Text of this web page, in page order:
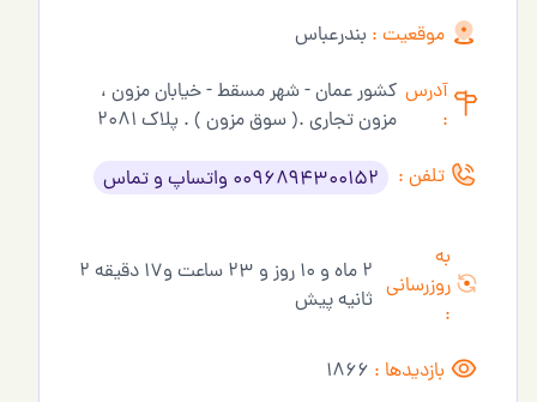
موقعیت : بندرعباس
آدرس
:
کشور عمان - شهر مسقط - خيابان مزون ،
مزون تجاري .( سوق مزون ) . پلاك ٢٠٨١
تلفن :
٠٠٩٦٨٩٤٣٠٠١٥٢ واتساپ و تماس
به
روزرسانی
:
2 ماه و 10 روز و 23 ساعت و17 دقیقه 2
ثانیه پیش
بازدیدها : 1866